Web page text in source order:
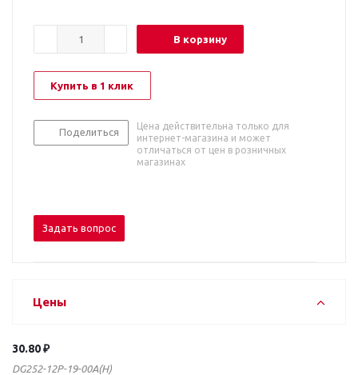
В корзину
Купить в 1 клик
Поделиться
Цена действительна только для
интернет-магазина и может
отличаться от цен в розничных
магазинах
Задать вопрос
Цены
30.80 ₽
DG252-12P-19-00A(H)